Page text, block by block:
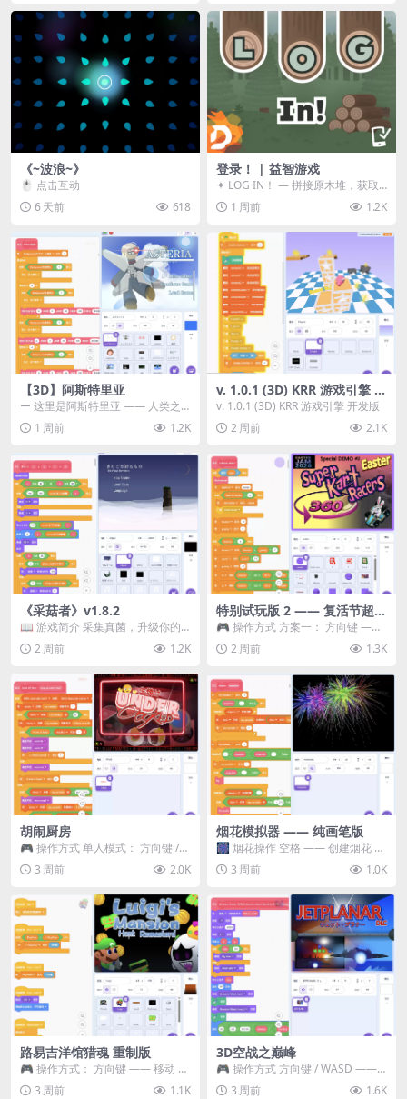
《~波浪~》
🖱️ 点击互动
6 天前
618
登录！ | 益智游戏
✦ LOG IN！ — 拼接原木堆，获取
分数！ ᑕ☲◎ ᑕ☲◎ ᑕ☲◎ ᑕ☲◎ ...
1 周前 1.2K
【3D】阿斯特里亚
ー 这里是阿斯特里亚 —— 人类之
罪与未来希望交汇之地 📖 游戏简
介 《阿斯特里...
1 周前 1.2K
v. 1.0.1 (3D) KRR 游戏引擎 开
发版
v. 1.0.1 (3D) KRR 游戏引擎 开发版
2 周前
2.1K
《采菇者》v1.8.2
📖 游戏简介 采集真菌，升级你的
机体，并前往未知领域探索。 这是
一款静谧的探索冒...
2 周前 1.2K
特别试玩版 2 —— 复活节超级
卡丁车赛
🎮 操作方式 方案一： 方向键 ——
移动 Z —— 跳跃 / 漂移 方案二： ...
2 周前 1.3K
胡闹厨房
🎮 操作方式 单人模式： 方向键 /
WASD —— 移动 Z / K —— 抓...
3 周前 2.0K
烟花模拟器 —— 纯画笔版
🎆 烟花操作 空格 —— 创建烟花 1
~ 3 —— 切换烟花类型 普通烟花
嘶...3 周前 1.0K
路易吉洋馆猎魂 重制版
🎮 操作方式： 方向键 —— 移动 &
跳跃 空格 —— 打开宝箱 将你...
3 周前 1.1K
3D空战之巅峰
🎮 操作方式 方向键 / WASD ——
移动 Z / K —— 射击 / 攻击...
3 周前 1.6K